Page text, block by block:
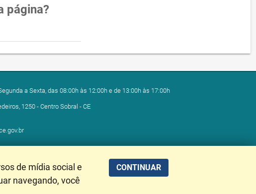
página?
a Sexta, das 08:00h às 12:00h e de 13:00h às 17:00h
1250 - Centro Sobral - CE
de mídia social e
navegando, você
CONTINUAR